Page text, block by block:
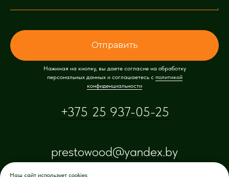
Отправить
Нажимая на кнопку, вы даете согласие на обработку
персональных данных и соглашаетесь c политикой
конфиденциальности
+375 25 937-05-25
prestowood@yandex.by
Наш сайт использует cookies